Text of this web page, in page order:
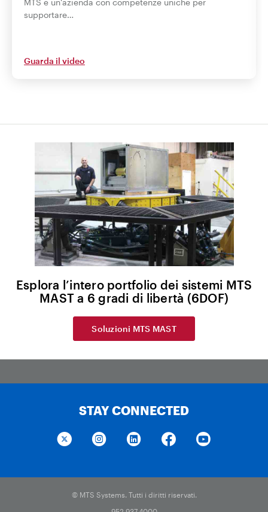
MTS è un'azienda con competenze uniche per
supportare…
Guarda il video
Esplora l’intero portfolio dei sistemi MTS
MAST a 6 gradi di libertà (6DOF)
Soluzioni MTS MAST
STAY CONNECTED
© MTS Systems. Tutti i diritti riservati.